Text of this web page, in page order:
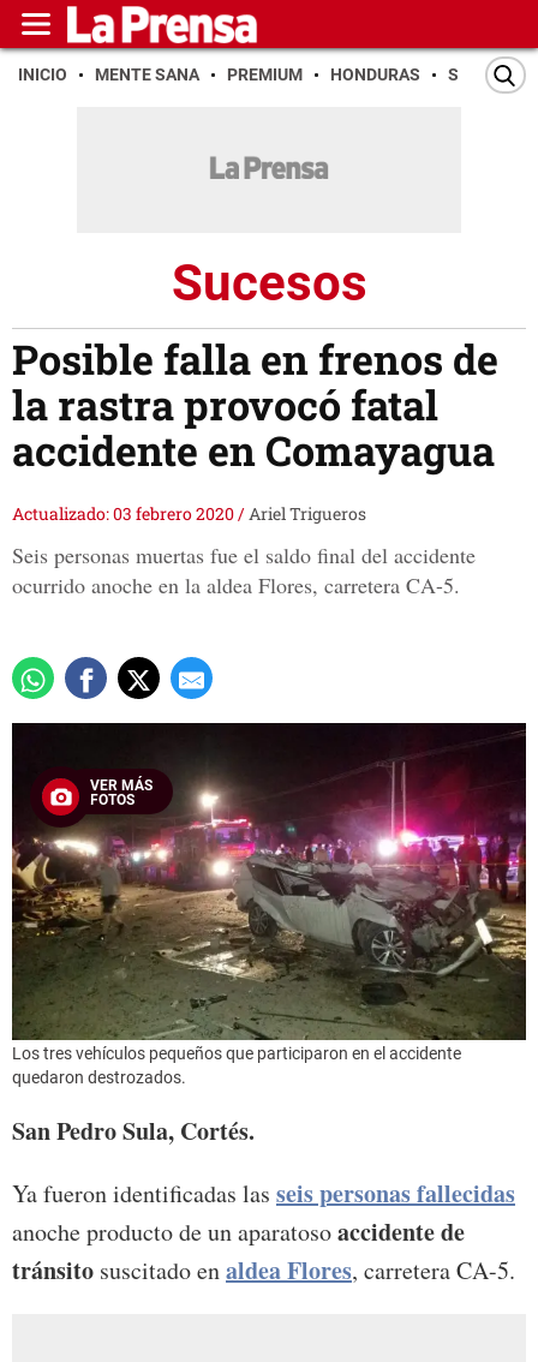
INICIO MENTE SANA PREMIUM HONDURAS SAN PEDRO
Sucesos
Posible falla en frenos de
la rastra provocó fatal
accidente en Comayagua
Actualizado: 03 febrero 2020/Ariel Trigueros
Seis personas muertas fue el saldo final del accidente
ocurrido anoche en la aldea Flores, carretera CA-5.
VER MÁS
FOTOS
Los tres vehículos pequeños que participaron en el accidente
quedaron destrozados.
San Pedro Sula, Cortés.
Ya fueron identificadas las seis personas fallecidas
anoche producto de un aparatosoaccidente de
tránsito suscitado enaldea Flores, carretera CA-5.